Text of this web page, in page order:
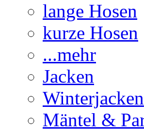
lange Hosen
kurze Hosen
...mehr
Jacken
Winterjacken
Mäntel &